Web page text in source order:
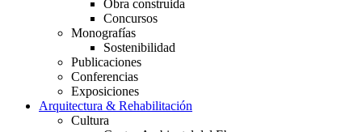
Obra construida
Concursos
Monografías
Sostenibilidad
Publicaciones
Conferencias
Exposiciones
Arquitectura & Rehabilitación
Cultura